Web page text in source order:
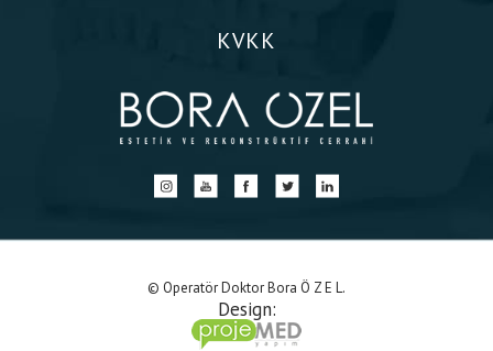
KVKK
© Operatör Doktor Bora Ö Z E L.
Design: